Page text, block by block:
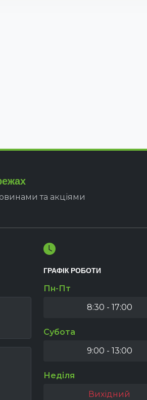
та акціями
ГРАФІК РОБОТИ
Пн-Пт
8:30 - 17:00
Субота
9:00 - 13:00
Неділя
Вихідний